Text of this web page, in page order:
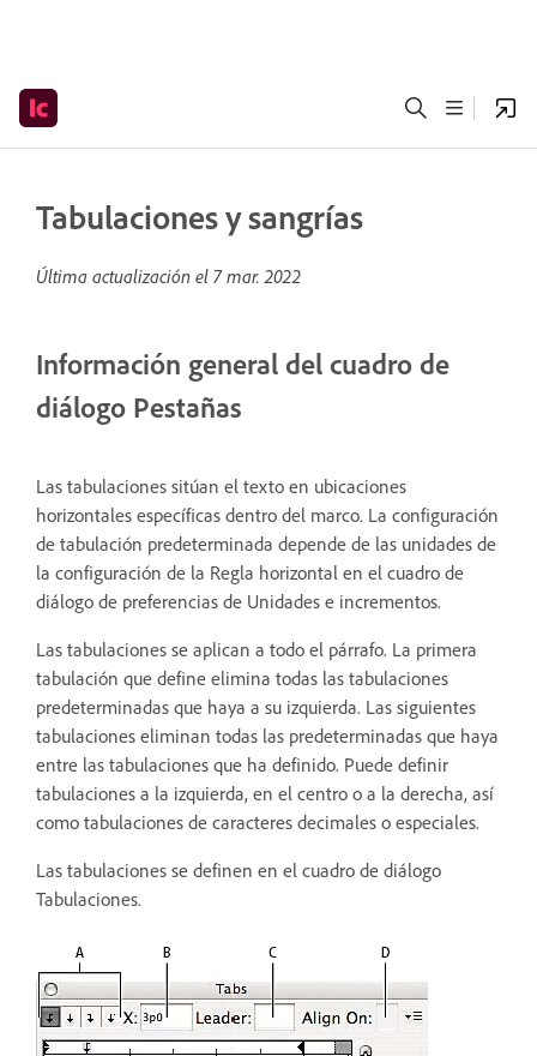
Tabulaciones y sangrías
Última actualización el 7 mar. 2022
Información general del cuadro de
diálogo Pestañas
Las tabulaciones sitúan el texto en ubicaciones
horizontales específicas dentro del marco. La configuración
de tabulación predeterminada depende de las unidades de
la configuración de la Regla horizontal en el cuadro de
diálogo de preferencias de Unidades e incrementos.
Las tabulaciones se aplican a todo el párrafo. La primera
tabulación que define elimina todas las tabulaciones
predeterminadas que haya a su izquierda. Las siguientes
tabulaciones eliminan todas las predeterminadas que haya
entre las tabulaciones que ha definido. Puede definir
tabulaciones a la izquierda, en el centro o a la derecha, así
como tabulaciones de caracteres decimales o especiales.
Las tabulaciones se definen en el cuadro de diálogo
Tabulaciones.